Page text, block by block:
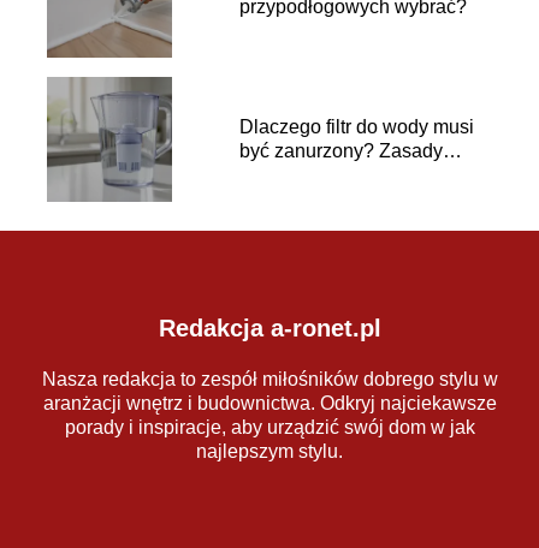
przypodłogowych wybrać?
Dlaczego filtr do wody musi
być zanurzony? Zasady
Redakcja a-ronet.pl
Nasza redakcja to zespół miłośników dobrego stylu w
aranżacji wnętrz i budownictwa. Odkryj najciekawsze
porady i inspiracje, aby urządzić swój dom w jak
najlepszym stylu.